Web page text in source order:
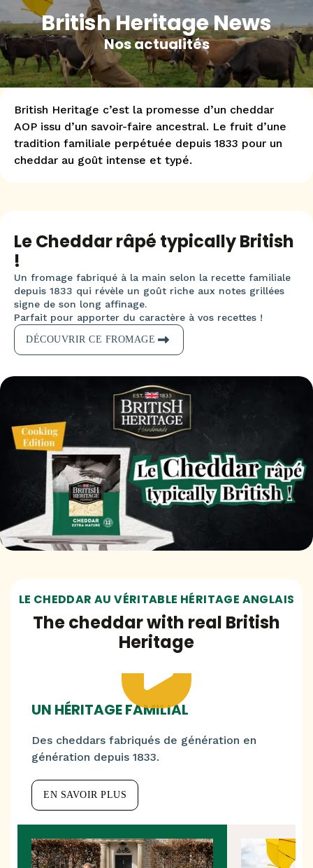
British Heritage News
Nos actualités
British Heritage c’est la promesse d’un cheddar
AOP issu d’un savoir-faire ancestral. Le fruit d’une
tradition familiale perpétuée depuis 1833 pour un
cheddar au goût intense et typé.
Le Cheddar râpé typically British
!​
Un fromage fabriqué à la main selon la recette familiale
depuis 1833 qui révèle un goût riche aux notes grillées
signe de son long affinage.​
Parfait pour apporter du caractère à vos recettes !
DÉCOUVRIR CE FROMAGE
LE CHEDDAR AU VÉRITABLE HÉRITAGE ANGLAIS
The cheddar with real British
Heritage
UN HÉRITAGE FAMILIAL
Des cheddars fabriqués de génération en
génération depuis 1833.
EN SAVOIR PLUS